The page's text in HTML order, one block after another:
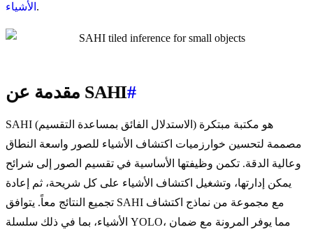
الأشياء .
مقدمة عن SAHI#
SAHI (الاستدلال الفائق بمساعدة التقسيم) هو مكتبة مبتكرة
مصممة لتحسين خوارزميات اكتشاف الأشياء للصور واسعة النطاق
وعالية الدقة. تكمن وظيفتها الأساسية في تقسيم الصور إلى شرائح
يمكن إدارتها، وتشغيل اكتشاف الأشياء على كل شريحة، ثم إعادة
تجميع النتائج معاً. يتوافق SAHI مع مجموعة من نماذج اكتشاف
الأشياء، بما في ذلك سلسلة YOLO، مما يوفر المرونة مع ضمان